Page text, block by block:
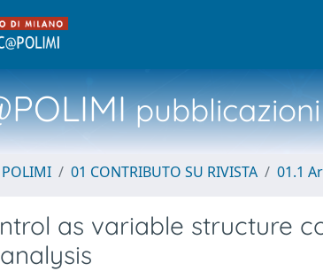
01 CONTRIBUTO SU RIVISTA 01.1
as variable structure